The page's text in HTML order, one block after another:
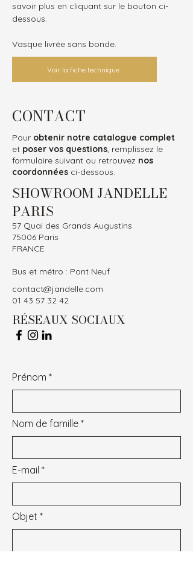
savoir plus en cliquant sur le bouton ci-
dessous.
Vasque livrée sans bonde.
Voir la fiche technique
CONTACT
Pour obtenir notre catalogue complet
et poser vos questions, remplissez le
formulaire suivant ou retrouvez nos
coordonnées ci-dessous.
SHOWROOM JANDELLE
PARIS
57 Quai des Grands Augustins
75006 Paris
FRANCE
Bus et métro : Pont Neuf
contact@jandelle.com
01 43 57 32 42
RÉSEAUX SOCIAUX
Prénom
Nom de famille
E-mail
Objet